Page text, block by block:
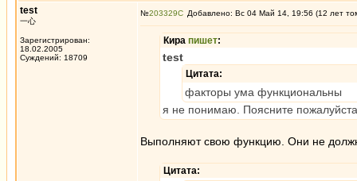
test
一心
Зарегистрирован:
18.02.2005
Суждений: 18709
№203329 Добавлено: Вс 04 Май 14, 19:56 (12 лет
Кира пишет:
test
Цитата:
факторы ума функциональны
я не понимаю. Поясните
Выполняют свою функцию. Они не
Цитата: